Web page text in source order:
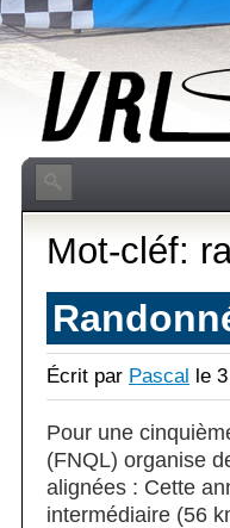
Mot-cléf:
Écrit par Pascal le
Pour une
(FNQL) organise
alignées : Cette
intermédiaire (56